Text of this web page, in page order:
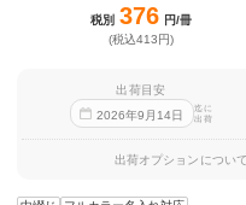
税別 376 円/冊
(税込413円)
出荷目安
2026年9 月 14日
迄に
出荷
出荷オプションについて